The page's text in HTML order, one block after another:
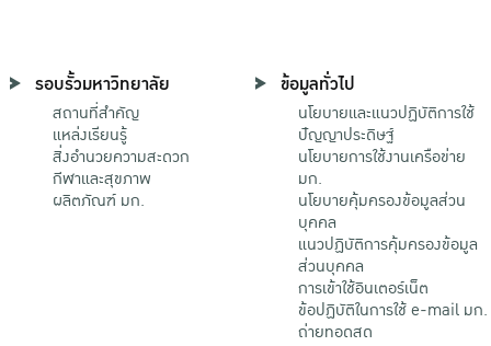
รอบรั้วมหาวิทยาลัย
สถานที่สำคัญ
แหล่งเรียนรู้
สิ่งอำนวยความสะดวก
กีฬาและสุขภาพ
ผลิตภัณฑ์ มก.
ข้อมูลทั่วไป
นโยบายและแนวปฏิบัติการใช้
ปัญญาประดิษฐ์
นโยบายการใช้งานเครือข่าย
มก.
นโยบายคุ้มครองข้อมูลส่วน
บุคคล
แนวปฏิบัติการคุ้มครองข้อมูล
ส่วนบุคคล
การเข้าใช้อินเตอร์เน็ต
ข้อปฏิบัติในการใช้ e-mail มก.
ถ่ายทอดสด